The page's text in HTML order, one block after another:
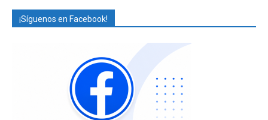
¡Síguenos en Facebook!